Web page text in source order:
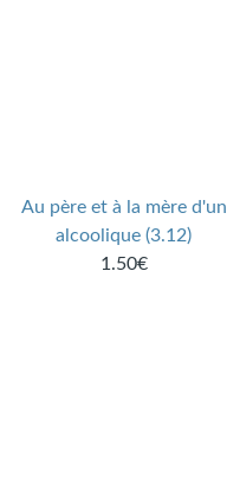
Au père et à la mère d'un
alcoolique (3.12)
1.50€